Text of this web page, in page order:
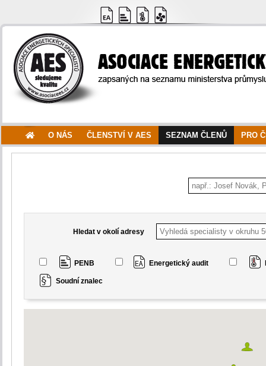
O NÁS ČLENSTVÍ V AES SEZNAM ČLENŮ PRO
Hledat v okolí adresy
PENB Energetický audit
Soudní znalec